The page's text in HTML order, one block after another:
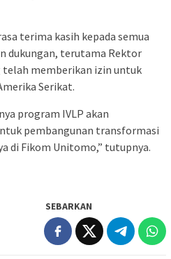
terima kasih kepada semua
dukungan, terutama Rektor
telah memberikan izin untuk
Serikat.
program IVLP akan
pembangunan transformasi
di Fikom Unitomo,” tutupnya.
SEBARKAN